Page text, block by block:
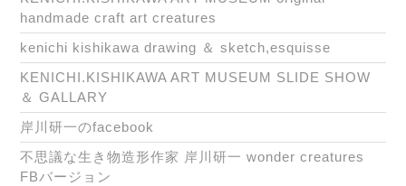
handmade craft art creatures
kenichi kishikawa drawing ＆ sketch,esquisse
KENICHI.KISHIKAWA ART MUSEUM SLIDE SHOW
＆ GALLARY
岸川研一のfacebook
不思議な生き物造形作家 岸川研一 wonder creatures
FBバージョン